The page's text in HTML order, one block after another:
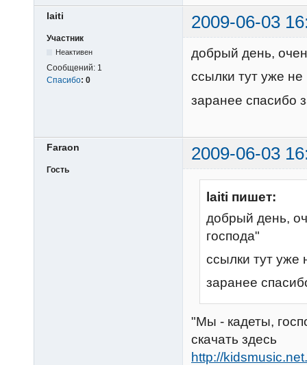
laiti 2009-06-03
Участник
Неактивен
Сообщений: 1
Спасибо: 0
добрый день,
ссылки тут уже
заранее спасибо
Faraon 2009-06-03
Гость
laiti пишет:
добрый день,
господа"
ссылки тут уже
заранее
"Мы - кадеты,
скачать здесь
http://